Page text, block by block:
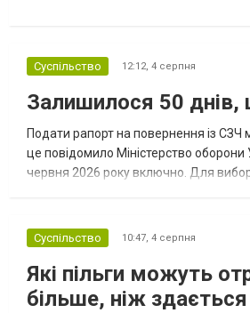
доступними підставами. Серед них —
студенти, боржники з аліме...
Суспільство 12:12, 4 серпня
Залишилося 50
Подати рапорт на повернення із СЗЧ
це повідомило Міністерство
червня 2026 року включно. Для вибору
Суспільство 10:47, 4 серпня
Які пільги можуть
більше, ніж здається